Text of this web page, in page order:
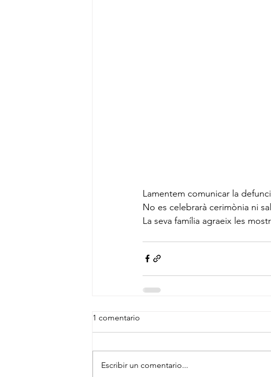
Lamentem comunicar la
No es celebrarà cerimònia ni
La seva família agraeix les
1 comentario
Escribir un comentario...